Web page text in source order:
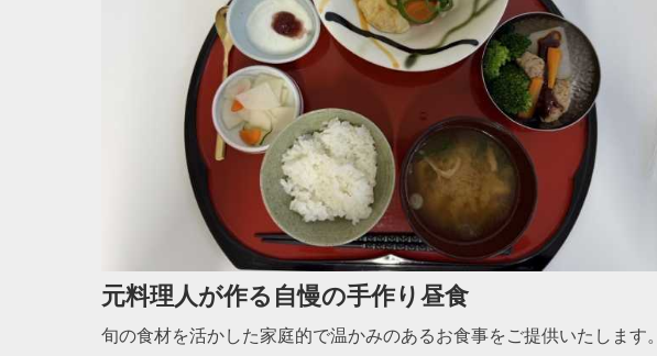
元料理人が作る自慢の手作り昼食
旬の食材を活かした家庭的で温かみのあるお食事をご提供いたします。